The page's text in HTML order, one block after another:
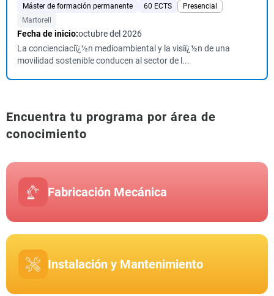
Máster de formación permanente 60 ECTS
Presencial
Martorell
Fecha de inicio:octubre del 2026
La concienciaciï¿½n medioambiental y la visiï¿½n de una
movilidad sostenible conducen al sector de l...
Encuentra tu programa por área de
conocimiento
Fabricación Mecánica
Instalación y Mantenimiento